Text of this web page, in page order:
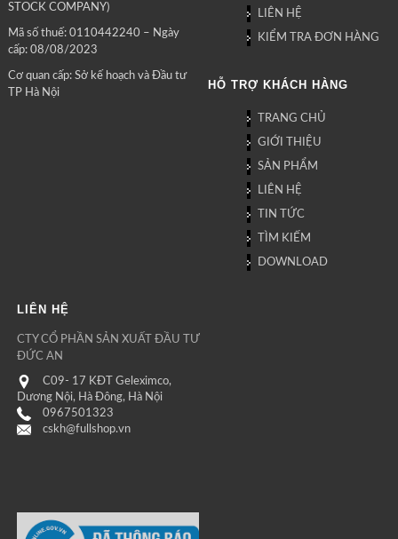
STOCK COMPANY)
Mã số thuế: 0110442240 – Ngày
cấp: 08/08/2023
Cơ quan cấp: Sở kế hoạch và Đầu tư
TP Hà Nội
LIÊN HỆ
KIỂM TRA ĐƠN HÀNG
HỖ TRỢ KHÁCH HÀNG
TRANG CHỦ
GIỚI THIỆU
SẢN PHẨM
LIÊN HỆ
TIN TỨC
TÌM KIẾM
DOWNLOAD
LIÊN HỆ
CTY CỔ PHẦN SẢN XUẤT ĐẦU TƯ
ĐỨC AN
C09- 17 KĐT Geleximco,
Dương Nội, Hà Đông, Hà Nội
0967501323
cskh@fullshop.vn